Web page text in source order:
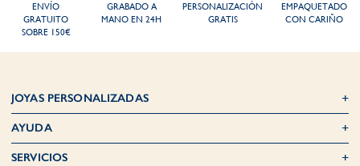
ENVÍO
GRATUITO
SOBRE 150€
GRABADO A
MANO EN 24H
PERSONALIZACIÓN
GRATIS
EMPAQUETADO
CON CARIÑO
JOYAS PERSONALIZADAS
AYUDA
SERVICIOS